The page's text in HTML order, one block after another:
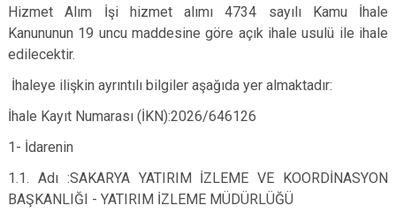
Hizmet Alım İşi hizmet alımı 4734 sayılı Kamu İhale
Kanununun 19 uncu maddesine göre açık ihale usulü ile ihale
edilecektir.
İhaleye ilişkin ayrıntılı bilgiler aşağıda yer almaktadır:
İhale Kayıt Numarası (İKN):2026/646126
1- İdarenin
1.1. Adı :SAKARYA YATIRIM İZLEME VE KOORDİNASYON
BAŞKANLIĞI - YATIRIM İZLEME MÜDÜRLÜĞÜ